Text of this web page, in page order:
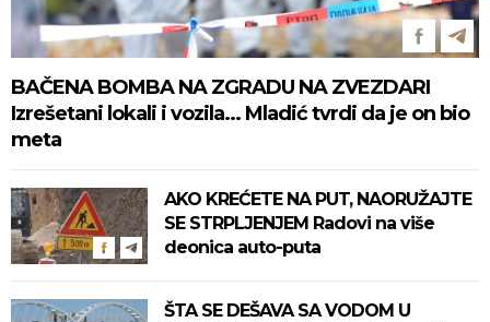
BAČENA BOMBA NA ZGRADU NA ZVEZDARI
Izrešetani lokali i vozila... Mladić tvrdi da je on bio
meta
AKO KREĆETE NA PUT, NAORUŽAJTE
SE STRPLJENJEM Radovi na više
deonica auto-puta
ŠTA SE DEŠAVA SA VODOM U